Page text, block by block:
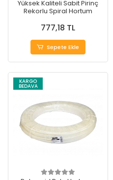
Yüksek Kaliteli Sabit Pirinç
Rekorlu Spiral Hortum
777,18 TL
Sepete Ekle
KARGO
BEDAVA